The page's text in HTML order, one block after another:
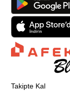
Takipte Kal